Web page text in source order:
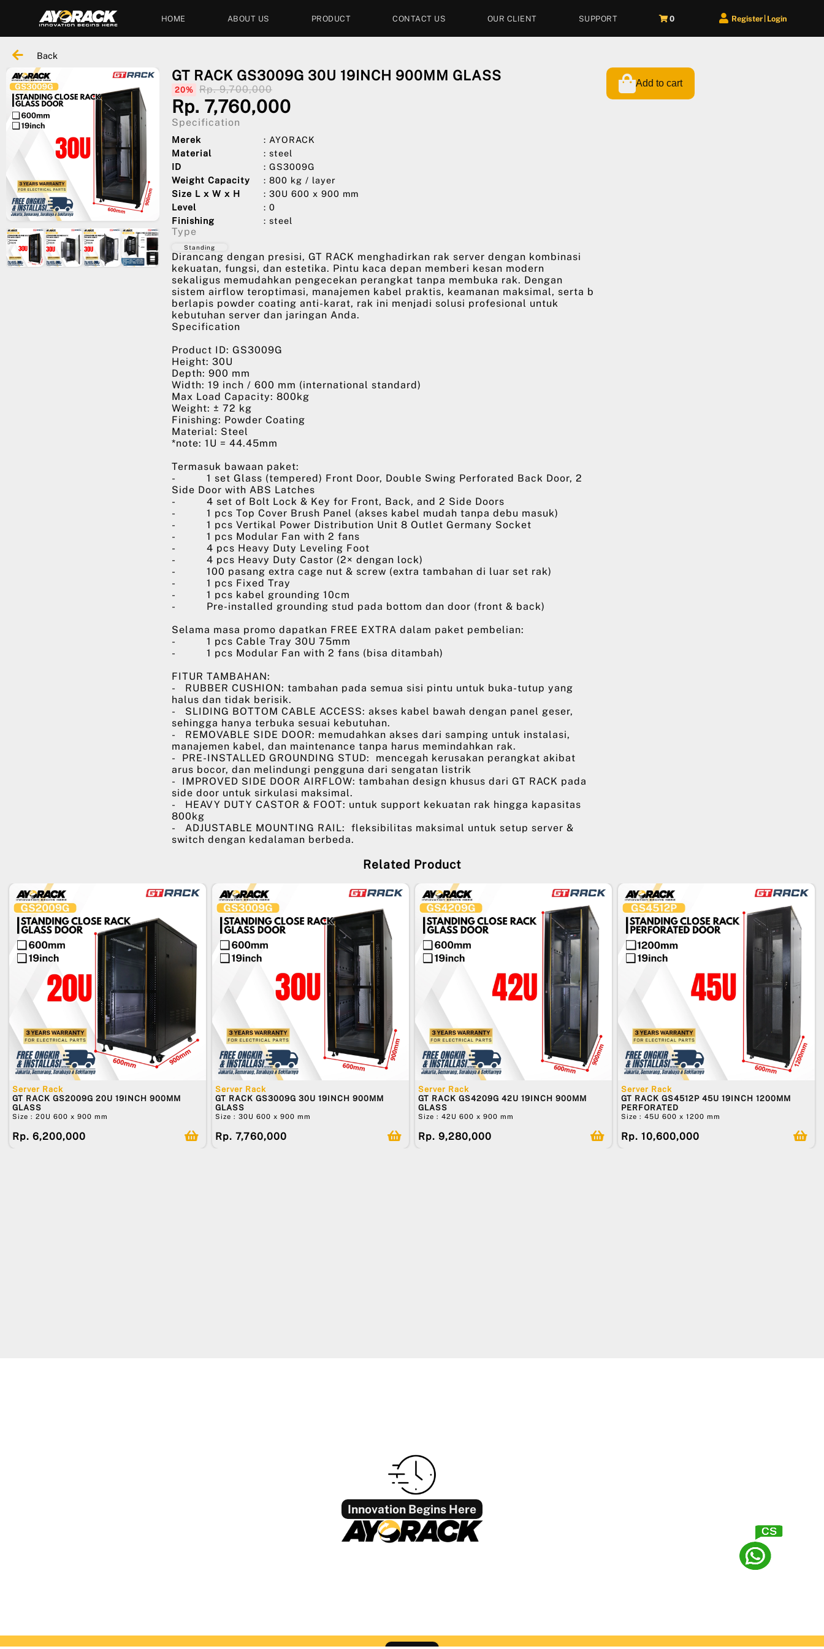
HOME ABOUT US PRODUCT CONTACT US OUR CLIENT SUPPORT 0 Register Login
Back
GT RACK GS3009G 30U 19INCH 900MM GLASS
20% Rp. 9,700,000
Rp. 7,760,000
Specification
Merek
: AYORACK
Material
: steel
ID
: GS3009G
Weight Capacity
: 800 kg / layer
Size L x W x H
: 30U 600 x 900 mm
Level
: 0
Finishing
: steel
Type
Standing
Dirancang dengan presisi, GT RACK menghadirkan rak server dengan kombinasi
kekuatan, fungsi, dan estetika. Pintu kaca depan memberi kesan modern
sekaligus memudahkan pengecekan perangkat tanpa membuka rak. Dengan
sistem airflow teroptimasi, manajemen kabel praktis, keamanan maksimal, serta b
berlapis powder coating anti-karat, rak ini menjadi solusi profesional untuk
kebutuhan server dan jaringan Anda.
Specification
Product ID: GS3009G
Height: 30U
Depth: 900 mm
Width: 19 inch / 600 mm (international standard)
Max Load Capacity: 800kg
Weight: ± 72 kg
Finishing: Powder Coating
Material: Steel
*note: 1U = 44.45mm
Termasuk bawaan paket:
- 1 set Glass (tempered) Front Door, Double Swing Perforated Back Door, 2
Side Door with ABS Latches
- 4 set of Bolt Lock & Key for Front, Back, and 2 Side Doors
- 1 pcs Top Cover Brush Panel (akses kabel mudah tanpa debu masuk)
- 1 pcs Vertikal Power Distribution Unit 8 Outlet Germany Socket
- 1 pcs Modular Fan with 2 fans
- 4 pcs Heavy Duty Leveling Foot
- 4 pcs Heavy Duty Castor (2× dengan lock)
- 100 pasang extra cage nut & screw (extra tambahan di luar set rak)
- 1 pcs Fixed Tray
- 1 pcs kabel grounding 10cm
- Pre-installed grounding stud pada bottom dan door (front & back)
Selama masa promo dapatkan FREE EXTRA dalam paket pembelian:
- 1 pcs Cable Tray 30U 75mm
- 1 pcs Modular Fan with 2 fans (bisa ditambah)
FITUR TAMBAHAN:
- RUBBER CUSHION: tambahan pada semua sisi pintu untuk buka-tutup yang
halus dan tidak berisik.
- SLIDING BOTTOM CABLE ACCESS: akses kabel bawah dengan panel geser,
sehingga hanya terbuka sesuai kebutuhan.
- REMOVABLE SIDE DOOR: memudahkan akses dari samping untuk instalasi,
manajemen kabel, dan maintenance tanpa harus memindahkan rak.
- PRE-INSTALLED GROUNDING STUD: mencegah kerusakan perangkat akibat
arus bocor, dan melindungi pengguna dari sengatan listrik
- IMPROVED SIDE DOOR AIRFLOW: tambahan design khusus dari GT RACK pada
side door untuk sirkulasi maksimal.
- HEAVY DUTY CASTOR & FOOT: untuk support kekuatan rak hingga kapasitas
800kg
- ADJUSTABLE MOUNTING RAIL: fleksibilitas maksimal untuk setup server &
switch dengan kedalaman berbeda.
Add to cart
Related Product
Server Rack
GT RACK GS2009G 20U 19INCH 900MM
GLASS
Size : 20U 600 x 900 mm
Rp. 6,200,000
Server Rack
GT RACK GS3009G 30U 19INCH 900MM
GLASS
Size : 30U 600 x 900 mm
Rp. 7,760,000
Server Rack
GT RACK GS4209G 42U 19INCH 900MM
GLASS
Size : 42U 600 x 900 mm
Rp. 9,280,000
Server Rack
GT RACK GS4512P 45U 19INCH 1200MM
PERFORATED
Size : 45U 600 x 1200 mm
Rp. 10,600,000
Innovation Begins Here